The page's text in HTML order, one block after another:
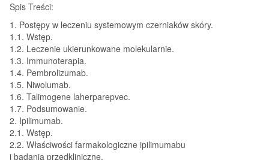
Spis Treści:
1. Postępy w leczeniu systemowym czerniaków skóry.
1.1. Wstęp.
1.2. Leczenie ukierunkowane molekularnie.
1.3. Immunoterapia.
1.4. Pembrolizumab.
1.5. Niwolumab.
1.6. Talimogene laherparepvec.
1.7. Podsumowanie.
2. Ipilimumab.
2.1. Wstęp.
2.2. Właściwości farmakologiczne ipilimumabu
i badania przedkliniczne.